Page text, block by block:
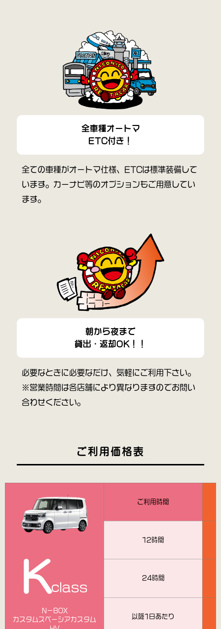
全車種オートマ
ETC付き！
全ての車種がオートマ仕様、ETCは標準装備して
います。カーナビ等のオプションもご用意してい
ます。
朝から夜まで
貸出・返却OK！！
必要なときに必要なだけ、気軽にご利用下さい。
※営業時間は各店舗により異なりますのでお問い
合わせください。
ご利用価格表
Kclass
N－BOX
カスタムスペーシアカスタム
ご利用時間
12時間
24時間
以降1日あたり